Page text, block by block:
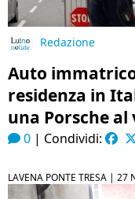
Redazione
Auto
residenza in
una Porsche al
0 | Condividi:
LAVENA PONTE TRESA | 27